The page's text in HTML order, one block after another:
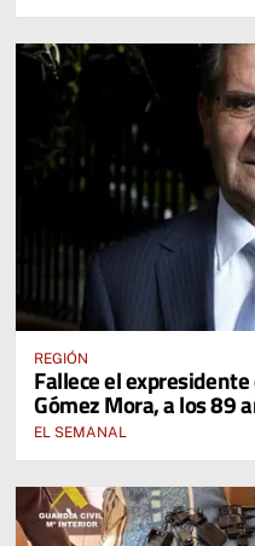
REGIÓN
Fallece el
Gómez Mora, a los 89
EL SEMANAL